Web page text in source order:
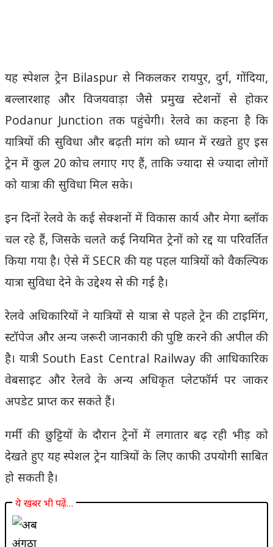
यह स्पेशल ट्रेन Bilaspur से निकलकर रायपुर, दुर्ग, गोंदिया,
बल्लारशाह और विजयवाड़ा जैसे प्रमुख स्टेशनों से होकर
Podanur Junction तक पहुंचेगी। रेलवे का कहना है कि
यात्रियों की सुविधा और बढ़ती मांग को ध्यान में रखते हुए इस
ट्रेन में कुल 20 कोच लगाए गए हैं, ताकि ज्यादा से ज्यादा लोगों
को यात्रा की सुविधा मिल सके।
इन दिनों रेलवे के कई सेक्शनों में विकास कार्य और मेगा ब्लॉक
चल रहे हैं, जिसके चलते कई नियमित ट्रेनों को रद्द या परिवर्तित
किया गया है। ऐसे में SECR की यह पहल यात्रियों को वैकल्पिक
यात्रा सुविधा देने के उद्देश्य से की गई है।
रेलवे अधिकारियों ने यात्रियों से यात्रा से पहले ट्रेन की टाइमिंग,
स्टॉपेज और अन्य जरूरी जानकारी की पुष्टि करने की अपील की
है। यात्री South East Central Railway की आधिकारिक
वेबसाइट और रेलवे के अन्य अधिकृत प्लेटफॉर्म पर जाकर
अपडेट प्राप्त कर सकते हैं।
गर्मी की छुट्टियों के दौरान ट्रेनों में लगातार बढ़ रही भीड़ को
देखते हुए यह स्पेशल ट्रेन यात्रियों के लिए काफी उपयोगी साबित
हो सकती है।
ये खबर भी पढ़ें…